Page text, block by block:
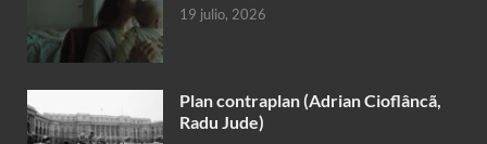
19 julio, 2026
Plan contraplan (Adrian Cioflâncã,
Radu Jude)